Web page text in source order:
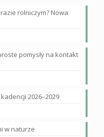
rolniczym? Nowa
pomysły na kontakt
2026–2029
w naturze